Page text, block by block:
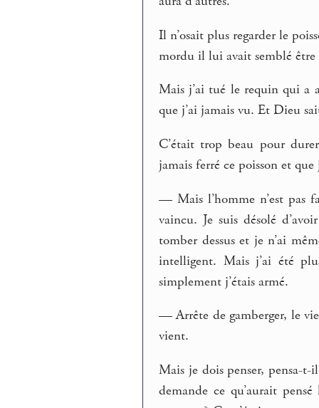
Il n’osait plus regarder le
mordu il lui avait semblé
Mais j’ai tué le requin qui a
que j’ai jamais vu. Et Dieu
C’était trop beau pour
jamais ferré ce poisson et
— Mais l’homme n’est pas
vaincu. Je suis désolé
tomber dessus et je n’ai
intelligent. Mais j’ai été
simplement j’étais armé.
— Arrête de gamberger, le
vient.
Mais je dois penser, pensa-t-
demande ce qu’aurait